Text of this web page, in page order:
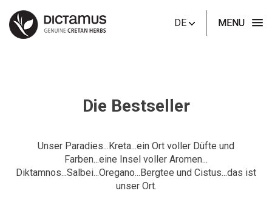
DE MENU
Die Bestseller
Unser Paradies...Kreta...ein Ort voller Düfte und
Farben...eine Insel voller Aromen...
Diktamnos...Salbei...Oregano...Bergtee und Cistus...das ist
unser Ort.